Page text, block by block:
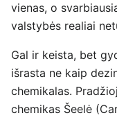
vienas, o
valstybės realiai
Gal ir keista, bet
išrasta ne kaip
chemikalas.
chemikas Šeelė